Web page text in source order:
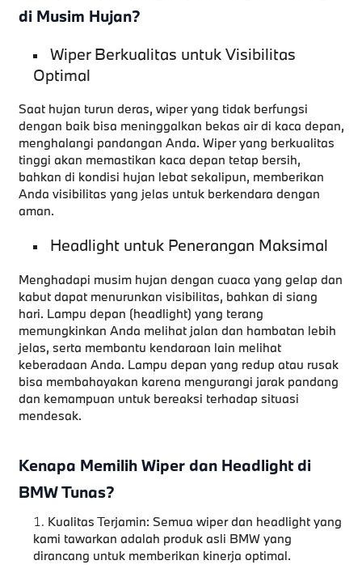
di Musim Hujan?
Wiper Berkualitas untuk Visibilitas
Optimal
Saat hujan turun deras, wiper yang tidak berfungsi
dengan baik bisa meninggalkan bekas air di kaca depan,
menghalangi pandangan Anda. Wiper yang berkualitas
tinggi akan memastikan kaca depan tetap bersih,
bahkan di kondisi hujan lebat sekalipun, memberikan
Anda visibilitas yang jelas untuk berkendara dengan
aman.
Headlight untuk Penerangan Maksimal
Menghadapi musim hujan dengan cuaca yang gelap dan
kabut dapat menurunkan visibilitas, bahkan di siang
hari. Lampu depan (headlight) yang terang
memungkinkan Anda melihat jalan dan hambatan lebih
jelas, serta membantu kendaraan lain melihat
keberadaan Anda. Lampu depan yang redup atau rusak
bisa membahayakan karena mengurangi jarak pandang
dan kemampuan untuk bereaksi terhadap situasi
mendesak.
Kenapa Memilih Wiper dan Headlight di
BMW Tunas?
Kualitas Terjamin: Semua wiper dan headlight yang
kami tawarkan adalah produk asli BMW yang
dirancang untuk memberikan kinerja optimal.